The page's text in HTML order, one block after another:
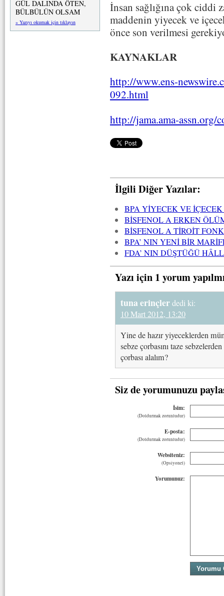
GÜL DALINDA ÖTEN,
BÜLBÜLÜN OLSAM
» Yazıyı okumak için tıklayın
İnsan sağlığına çok ciddi
maddenin yiyecek ve
önce son verilmesi
KAYNAKLAR
http://www.ens-
092.html
http://jama.ama-assn.org/
İlgili Diğer Yazılar:
BPA YİYECEK VE
BİSFENOL A ERKEN
BİSFENOL A TİROİT
BPA’ NIN YENİ BİR
FDA’ NIN DÜŞTÜĞÜ
Yazı için 1 yorum
tuna erinçlerdedi ki:
10 Mart 2012, 13:20
Yine de hazır yiyeceklerden
sebze çorbasını taze
çorbası alalım?
Siz de yorumunuzu
İsim:
(Doldurmak zorunludur)
E-posta:
(Doldurmak zorunludur)
Websiteniz:
(Opsiyonel)
Yorumunuz: